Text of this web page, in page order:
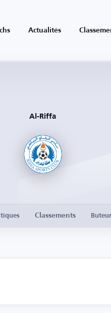
Actualités
Al-Riffa
Classements